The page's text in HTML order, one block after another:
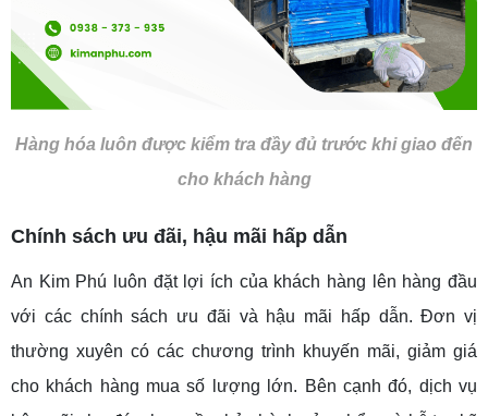
Hàng hóa luôn được kiểm tra đầy đủ trước khi giao đến
cho khách hàng
Chính sách ưu đãi, hậu mãi hấp dẫn
An Kim Phú luôn đặt lợi ích của khách hàng lên hàng đầu
với các chính sách ưu đãi và hậu mãi hấp dẫn. Đơn vị
thường xuyên có các chương trình khuyến mãi, giảm giá
cho khách hàng mua số lượng lớn. Bên cạnh đó, dịch vụ